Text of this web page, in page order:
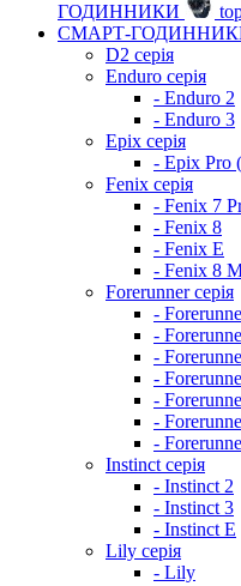
ГОДИННИКИ
СМАРТ-
D2 серія
Enduro серія
- Enduro 2
- Enduro 3
Epix серія
- Epix Pro
Fenix серія
- Fenix 7
- Fenix 8
- Fenix ​​E
- Fenix 8
Forerunner серія
-
-
-
-
-
-
-
Instinct серія
- Instinct 2
- Instinct 3
- Instinct E
Lily серія
- Lily